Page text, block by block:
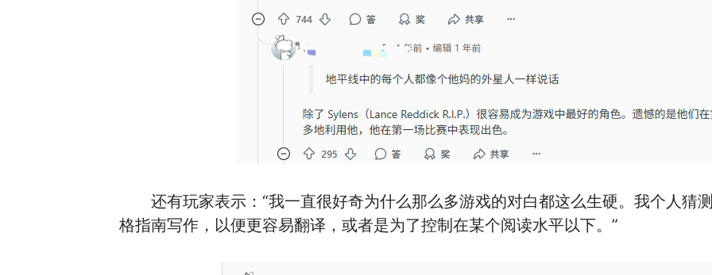
还有玩家表示：“我一直很好奇为什么那么多游戏的对白都这么生硬。我个人猜
格指南写作，以便更容易翻译，或者是为了控制在某个阅读水平以下。”